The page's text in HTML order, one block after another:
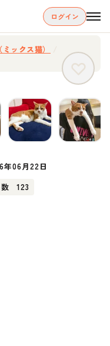
ログイン
ックス猫）
年06月22日
123